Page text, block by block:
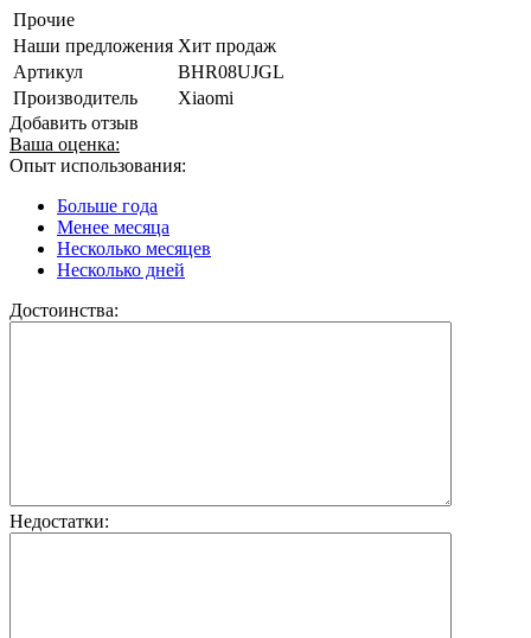
Прочие
Наши предложения Хит продаж
Артикул
BHR08UJGL
Производитель
Xiaomi
Добавить отзыв
Ваша оценка:
Опыт использования:
Больше года
Менее месяца
Несколько месяцев
Несколько дней
Достоинства:
Недостатки: